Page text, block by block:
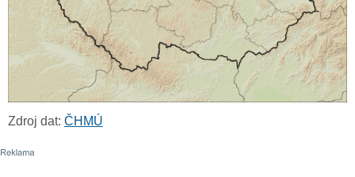
Zdroj dat: ČHMÚ